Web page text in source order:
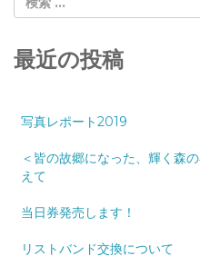
最近の投稿
写真レポート2019
＜皆の故郷になった、輝く森
えて
当日券発売します！
リストバンド交換について